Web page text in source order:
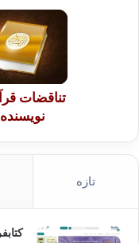
تناقضات
تازه